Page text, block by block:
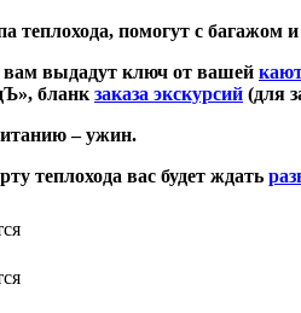
теплохода, помогут с багажом
вам выдадут ключ от вашей
бланк заказа экскурсий (для
– ужин.
теплохода вас будет ждать